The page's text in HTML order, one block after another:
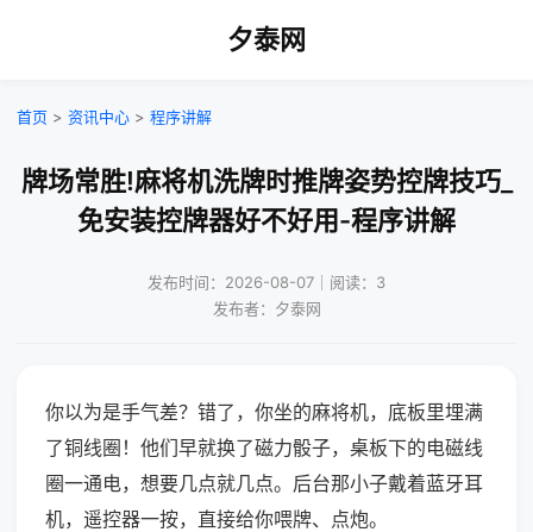
夕泰网
首页 > 资讯中心 > 程序讲解
牌场常胜!麻将机洗牌时推牌姿势控牌技巧_
免安装控牌器好不好用-程序讲解
发布时间：2026-08-07｜阅读：3
发布者：夕泰网
你以为是手气差？错了，你坐的麻将机，底板里埋满
了铜线圈！他们早就换了磁力骰子，桌板下的电磁线
圈一通电，想要几点就几点。后台那小子戴着蓝牙耳
机，遥控器一按，直接给你喂牌、点炮。